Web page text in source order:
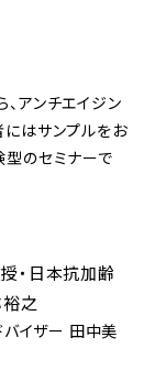
アンチエイジン
はサンプルをお
型のセミナーで
・日本抗加齢
之
バイザー 田中美